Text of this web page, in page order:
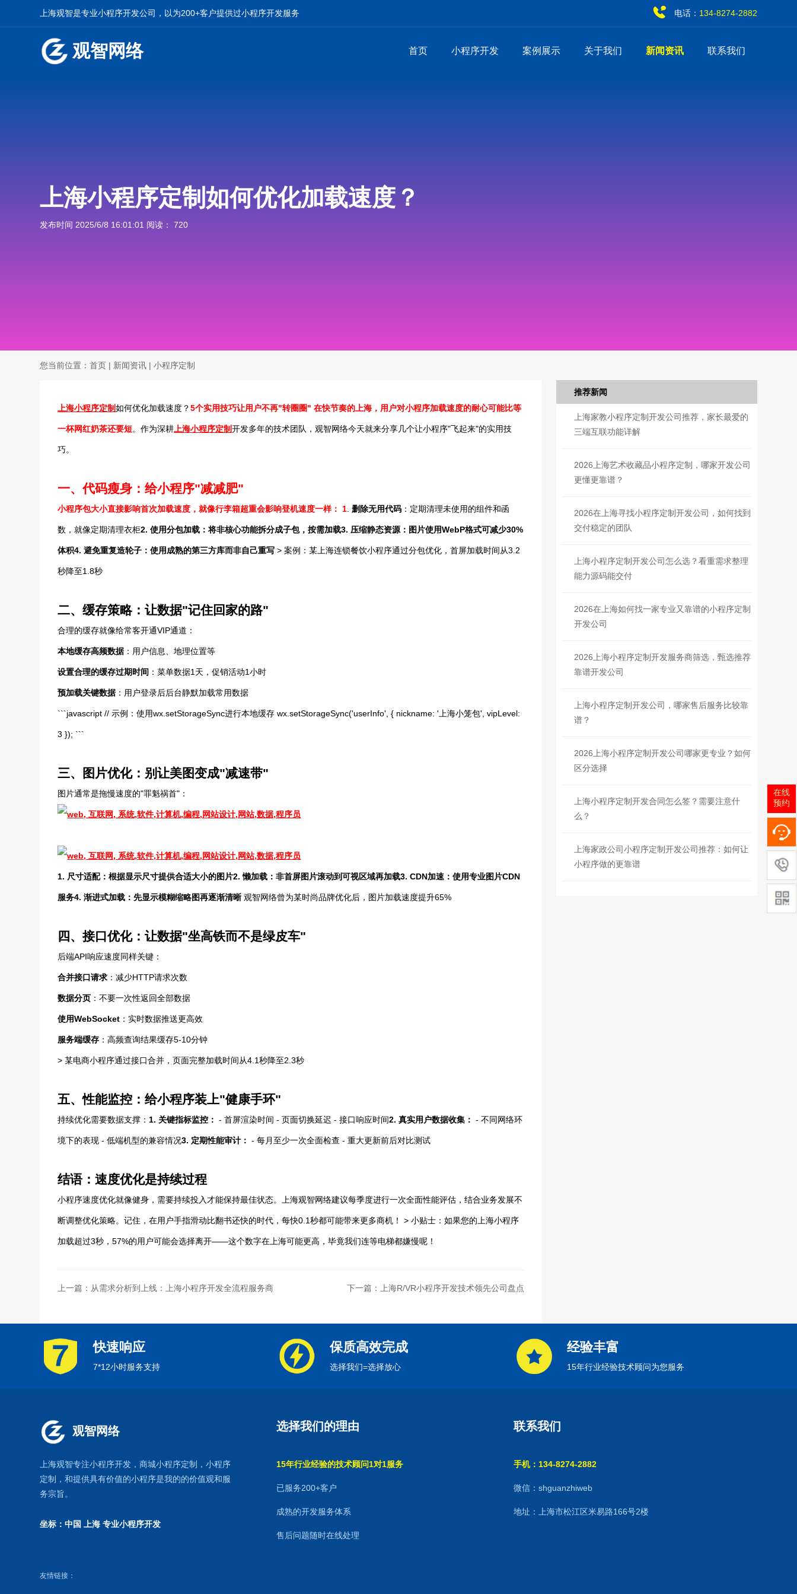
上海观智是专业小程序开发公司，以为200+客户提供过小程序开发服务 134-8274-2882
电话：
观智网络 首页 小程序开发 案例展示 关于我们 新闻资讯 联系我们
上海小程序定制如何优化加载速度？
发布时间 2025/6/8 16:01:01 阅读： 720
您当前位置：首页 | 新闻资讯 | 小程序定制
上海小程序定制如何优化加载速度？5个实用技巧让用户不再"转圈圈" 在快节奏的上海，用户对小程序加载速度的耐心可能比等
一杯网红奶茶还要短。作为深耕 上海小程序定制开发多年的技术团队，观智网络今天就来分享几个让小程序"飞起来"的实用技
巧。
一、代码瘦身：给小程序"减减肥"
小程序包大小直接影响首次加载速度，就像行李箱超重会影响登机速度一样： 1 .删除无用代码 ：定期清理未使用的组件和函
数，就像定期清理衣柜2.使用分包加载 ：将非核心功能拆分成子包，按需加载3. 压缩静态资源 ：图片使用WebP格式可减少30%
体积4.避免重复造轮子 ：使用成熟的第三方库而非自己重写 > 案例：某上海连锁餐饮小程序通过分包优化，首屏加载时间从3.2
秒降至1.8秒
二、缓存策略：让数据"记住回家的路"
合理的缓存就像给常客开通VIP通道：
本地缓存高频数据：用户信息、地理位置等
设置合理的缓存过期时间 ：菜单数据1天，促销活动1小时
预加载关键数据：用户登录后后台静默加载常用数据
```javascript // 示例：使用wx.setStorageSync进行本地缓存 wx.setStorageSync('userInfo', { nickname: '上海小笼包', vipLevel:
3 }); ```
三、图片优化：别让美图变成"减速带"
图片通常是拖慢速度的"罪魁祸首"：
1. 尺寸适配：根据显示尺寸提供合适大小的图片2.懒加载 ：非首屏图片滚动到可视区域再加载3.CDN加速 ：使用专业图片CDN
服务4.渐进式加载 ：先显示模糊缩略图再逐渐清晰观智网络曾为某时尚品牌优化后，图片加载速度提升65%
四、接口优化：让数据"坐高铁而不是绿皮车"
后端API响应速度同样关键：
合并接口请求 ：减少HTTP请求次数
数据分页 ：不要一次性返回全部数据
使用WebSocket ：实时数据推送更高效
服务端缓存 ：高频查询结果缓存5-10分钟
> 某电商小程序通过接口合并，页面完整加载时间从4.1秒降至2.3秒
五、性能监控：给小程序装上"健康手环"
持续优化需要数据支撑： 1. 关键指标监控 ： - 首屏渲染时间 - 页面切换延迟 - 接口响应时间2.真实用户数据收集 ： - 不同网络环
境下的表现 - 低端机型的兼容情况3. 定期性能审计 ： - 每月至少一次全面检查 - 重大更新前后对比测试
结语：速度优化是持续过程
小程序速度优化就像健身，需要持续投入才能保持最佳状态。上海观智网络建议每季度进行一次全面性能评估，结合业务发展不
断调整优化策略。记住，在用户手指滑动比翻书还快的时代，每快0.1秒都可能带来更多商机！ > 小贴士：如果您的上海小程序
加载超过3秒，57%的用户可能会选择离开——这个数字在上海可能更高，毕竟我们连等电梯都嫌慢呢！
上一篇：从需求分析到上线：上海小程序开发全流程服务商 下一篇：上海R/VR小程序开发技术领先公司盘点
推荐新闻
上海家教小程序定制开发公司推荐，家长最爱的
三端互联功能详解
2026上海艺术收藏品小程序定制，哪家开发公司
更懂更靠谱？
2026在上海寻找小程序定制开发公司，如何找到
交付稳定的团队
上海小程序定制开发公司怎么选？看重需求整理
能力源码能交付
2026在上海如何找一家专业又靠谱的小程序定制
开发公司
2026上海小程序定制开发服务商筛选，甄选推荐
靠谱开发公司
上海小程序定制开发公司，哪家售后服务比较靠
谱？
2026上海小程序定制开发公司哪家更专业？如何
区分选择
上海小程序定制开发合同怎么签？需要注意什
么？
上海家政公司小程序定制开发公司推荐：如何让
小程序做的更靠谱
快速响应
7*12小时服务支持
保质高效完成
选择我们=选择放心
经验丰富
15年行业经验技术顾问为您服务
观智网络
上海观智专注小程序开发 ，商城小程序定制，小程序
定制 ，和提供具有价值的小程序是我的的价值观和服
务宗旨。
坐标：中国 上海专业小程序开发
选择我们的理由
15年行业经验的技术顾问1对1服务
已服务200+客户
成熟的开发服务体系
售后问题随时在线处理
联系我们
手机：134-8274-2882
微信：shguanzhiweb
地址：上海市松江区米易路166号2楼
友情链接：
在线
预约